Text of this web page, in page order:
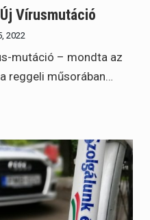
Vírusmutáció
2022
mutáció – mondta az
reggeli műsorában…